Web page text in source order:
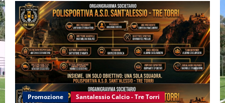
Promozione Santalessio Calcio - Tre Torri